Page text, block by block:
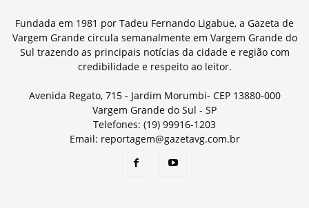
Fundada em 1981 por Tadeu Fernando Ligabue, a Gazeta de
Vargem Grande circula semanalmente em Vargem Grande do
Sul trazendo as principais notícias da cidade e região com
credibilidade e respeito ao leitor.
Avenida Regato, 715 - Jardim Morumbi- CEP 13880-000
Vargem Grande do Sul - SP
Telefones: (19) 99916-1203
Email: reportagem@gazetavg.com.br